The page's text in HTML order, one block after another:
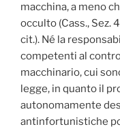
macchina, a meno
occulto (Cass., Sez.
cit.). Né la
competenti al
macchinario, cui
legge, in quanto il
autonomamente
antinfortunistiche